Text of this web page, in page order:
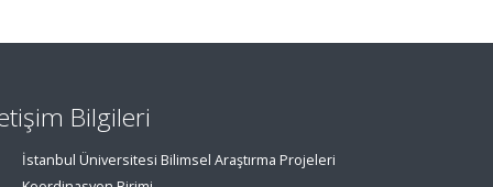
Bilgileri
İstanbul Üniversitesi Bilimsel Araştırma Projeleri